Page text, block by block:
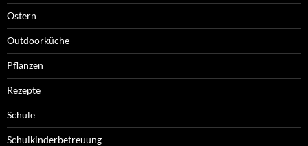
Ostern
Outdoorküche
Pflanzen
Rezepte
Schule
Schulkinderbetreuung